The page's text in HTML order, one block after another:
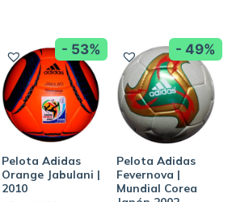
- 53%
Pelota Adidas
Orange Jabulani |
2010
- 49%
Pelota Adidas
Fevernova |
Mundial Corea